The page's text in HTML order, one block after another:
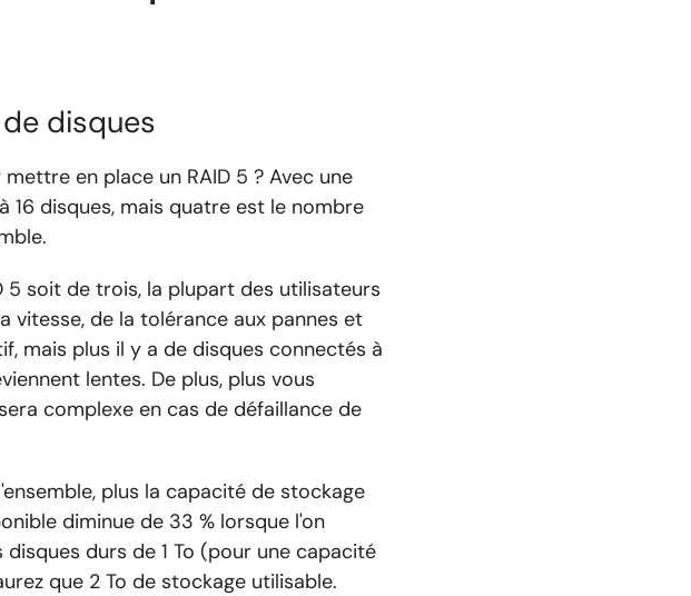
disques
en place un RAID 5 ? Avec une
16 disques, mais quatre est le nombre
5 soit de trois, la plupart des utilisateurs
vitesse, de la tolérance aux pannes et
mais plus il y a de disques connectés à
lentes. De plus, plus vous
complexe en cas de défaillance de
plus la capacité de stockage
diminue de 33 % lorsque l'on
durs de 1 To (pour une capacité
que 2 To de stockage utilisable.